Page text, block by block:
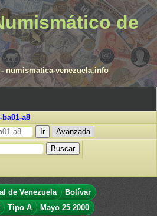
de
- numismatica-venezuela.info
ba01-a8
Avanzada
de Venezuela
Bolívar
Tipo A
Mayo 25 2000